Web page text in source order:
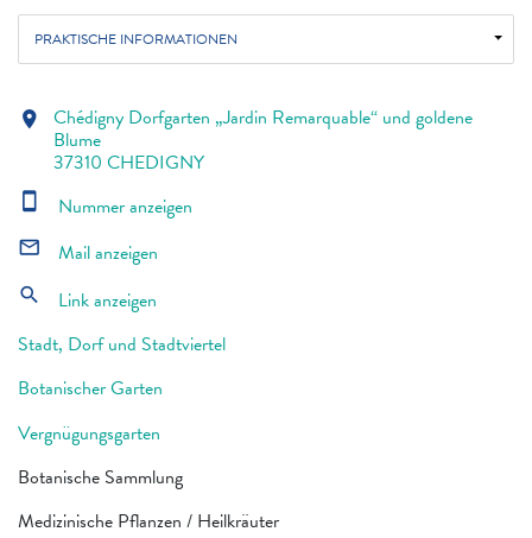
PRAKTISCHE INFORMATIONEN
location_on Chédigny Dorfgarten „Jardin Remarquable“ und goldene
Blume
37310 CHEDIGNY
smartphone Nummer anzeigen
mail_outline Mail anzeigen
search
Link anzeigen
Stadt, Dorf und Stadtviertel
Botanischer Garten
Vergnügungsgarten
Botanische Sammlung
Medizinische Pflanzen / Heilkräuter